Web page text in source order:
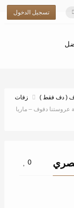
تسجيل الدخول
( دف فقط )
زفات
عروستنا دفوف – ماريا
0